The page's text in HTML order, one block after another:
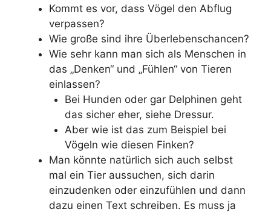
Kommt es vor, dass Vögel den Abflug
verpassen?
Wie große sind ihre Überlebenschancen?
Wie sehr kann man sich als Menschen in
das „Denken“ und „Fühlen“ von Tieren
einlassen?
Bei Hunden oder gar Delphinen geht
das sicher eher, siehe Dressur.
Aber wie ist das zum Beispiel bei
Vögeln wie diesen Finken?
Man könnte natürlich sich auch selbst
mal ein Tier aussuchen, sich darin
einzudenken oder einzufühlen und dann
dazu einen Text schreiben. Es muss ja